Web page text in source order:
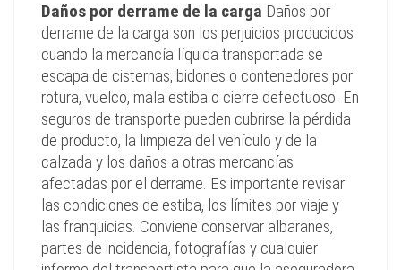
Daños por derrame de la carga Daños por
derrame de la carga son los perjuicios producidos
cuando la mercancía líquida transportada se
escapa de cisternas, bidones o contenedores por
rotura, vuelco, mala estiba o cierre defectuoso. En
seguros de transporte pueden cubrirse la pérdida
de producto, la limpieza del vehículo y de la
calzada y los daños a otras mercancías
afectadas por el derrame. Es importante revisar
las condiciones de estiba, los límites por viaje y
las franquicias. Conviene conservar albaranes,
partes de incidencia, fotografías y cualquier